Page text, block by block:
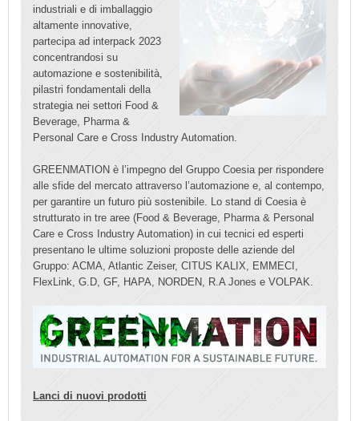
industriali e di imballaggio
altamente innovative,
partecipa ad interpack 2023
concentrandosi su
automazione e sostenibilità,
pilastri fondamentali della
strategia nei settori Food &
Beverage, Pharma &
Personal Care e Cross Industry Automation.
GREENMATION è l’impegno del Gruppo Coesia per rispondere
alle sfide del mercato attraverso l’automazione e, al contempo,
per garantire un futuro più sostenibile. Lo stand di Coesia è
strutturato in tre aree (Food & Beverage, Pharma & Personal
Care e Cross Industry Automation) in cui tecnici ed esperti
presentano le ultime soluzioni proposte delle aziende del
Gruppo: ACMA, Atlantic Zeiser, CITUS KALIX, EMMECI,
FlexLink, G.D, GF, HAPA, NORDEN, R.A Jones e VOLPAK.
Lanci di nuovi prodotti